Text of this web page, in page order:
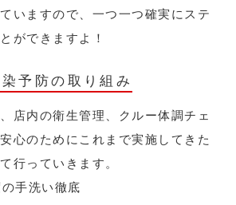
いますので、一つ一つ確実にステ
ができますよ！
染予防の取り組み
店内の衛生管理、クルー体調チェ
心のためにこれまで実施してきた
行っていきます。
手洗い徹底